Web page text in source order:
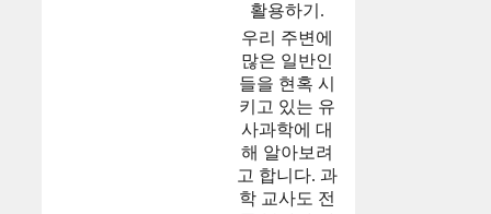
활용하기.
우리 주변에
많은 일반인
들을 현혹 시
키고 있는 유
사과학에 대
해 알아보려
고 합니다. 과
학 교사도 전